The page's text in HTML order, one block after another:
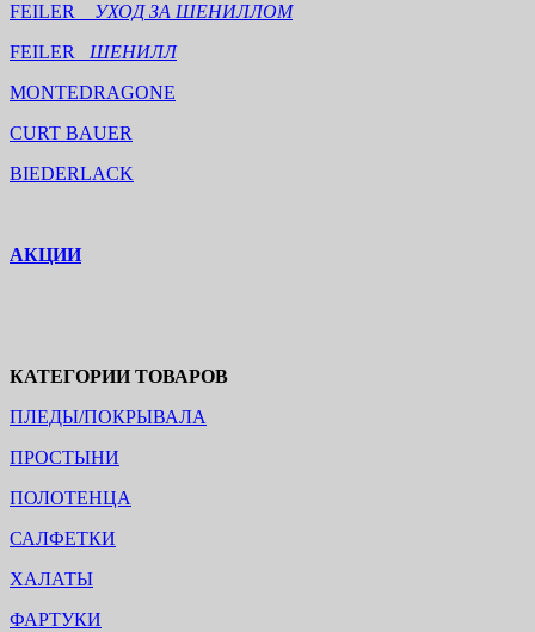
FEILER
УХОД ЗА ШЕНИЛЛОМ
FEILER ШЕНИЛЛ
MONTEDRAGONE
CURT BAUER
BIEDERLACK
АКЦИИ
КАТЕГОРИИ ТОВАРОВ
ПЛЕДЫ/ПОКРЫВАЛА
ПРОСТЫНИ
ПОЛОТЕНЦА
САЛФЕТКИ
ХАЛАТЫ
ФАРТУКИ